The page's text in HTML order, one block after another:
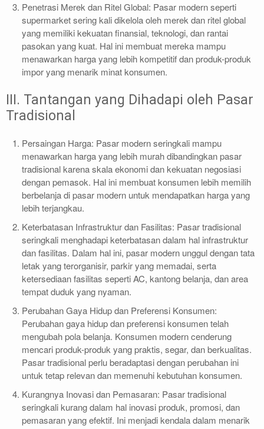
Penetrasi Merek dan Ritel Global: Pasar modern seperti
supermarket sering kali dikelola oleh merek dan ritel global
yang memiliki kekuatan finansial, teknologi, dan rantai
pasokan yang kuat. Hal ini membuat mereka mampu
menawarkan harga yang lebih kompetitif dan produk-produk
impor yang menarik minat konsumen.
III. Tantangan yang Dihadapi oleh Pasar
Tradisional
Persaingan Harga: Pasar modern seringkali mampu
menawarkan harga yang lebih murah dibandingkan pasar
tradisional karena skala ekonomi dan kekuatan negosiasi
dengan pemasok. Hal ini membuat konsumen lebih memilih
berbelanja di pasar modern untuk mendapatkan harga yang
lebih terjangkau.
Keterbatasan Infrastruktur dan Fasilitas: Pasar tradisional
seringkali menghadapi keterbatasan dalam hal infrastruktur
dan fasilitas. Dalam hal ini, pasar modern unggul dengan tata
letak yang terorganisir, parkir yang memadai, serta
ketersediaan fasilitas seperti AC, kantong belanja, dan area
tempat duduk yang nyaman.
Perubahan Gaya Hidup dan Preferensi Konsumen:
Perubahan gaya hidup dan preferensi konsumen telah
mengubah pola belanja. Konsumen modern cenderung
mencari produk-produk yang praktis, segar, dan berkualitas.
Pasar tradisional perlu beradaptasi dengan perubahan ini
untuk tetap relevan dan memenuhi kebutuhan konsumen.
Kurangnya Inovasi dan Pemasaran: Pasar tradisional
seringkali kurang dalam hal inovasi produk, promosi, dan
pemasaran yang efektif. Ini menjadi kendala dalam menarik